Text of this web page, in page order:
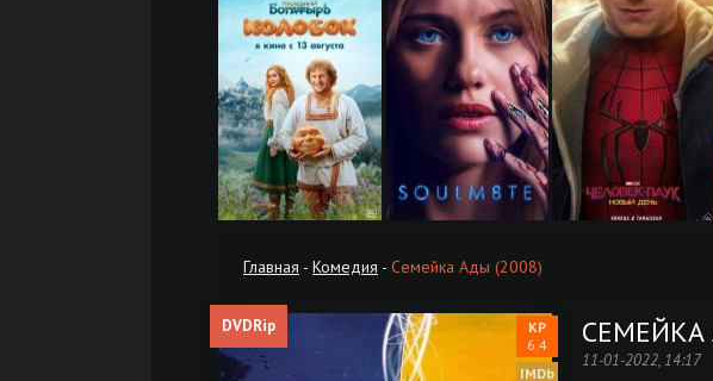
Главная - Комедия - Семейка Ады (2008)
DVDRip
6.4 СЕМЕЙКА
11-01-2022, 14:17